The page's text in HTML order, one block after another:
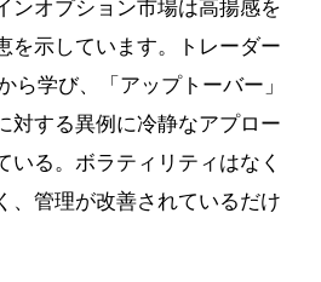
ンオプション市場は高揚感を
を示しています。トレーダー
ら学び、「アップトーバー」
対する異例に冷静なアプロー
いる。ボラティリティはなく
、管理が改善されているだけ